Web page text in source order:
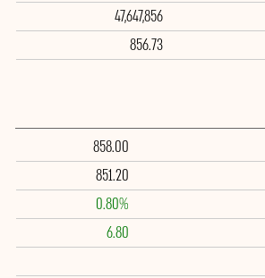
47,647,856
856.73
858.00
851.20
0.80%
6.80